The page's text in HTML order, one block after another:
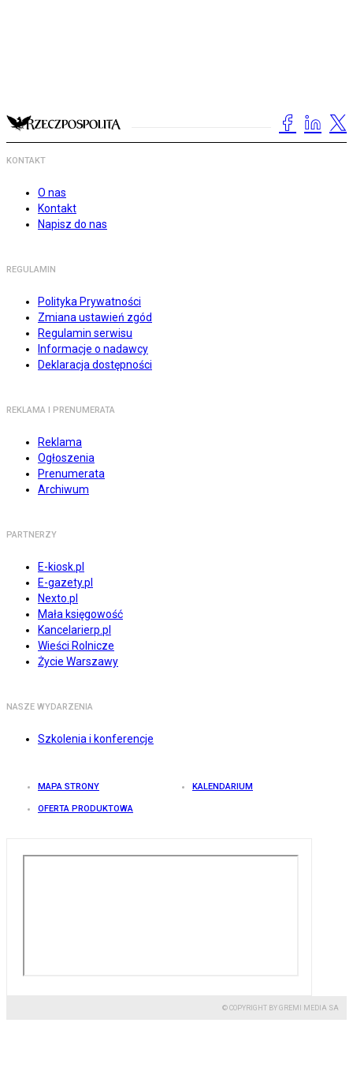
KONTAKT
O nas
Kontakt
Napisz do nas
REGULAMIN
Polityka Prywatności
Zmiana ustawień zgód
Regulamin serwisu
Informacje o nadawcy
Deklaracja dostępności
REKLAMA I PRENUMERATA
Reklama
Ogłoszenia
Prenumerata
Archiwum
PARTNERZY
E-kiosk.pl
E-gazety.pl
Nexto.pl
Mała księgowość
Kancelarierp.pl
Wieści Rolnicze
Życie Warszawy
NASZE WYDARZENIA
Szkolenia i konferencje
MAPA STRONY KALENDARIUM
OFERTA PRODUKTOWA
© COPYRIGHT BY GREMI MEDIA SA